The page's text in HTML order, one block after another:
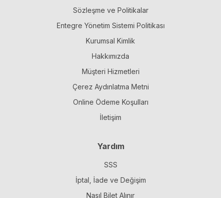
Sözleşme ve Politikalar
Entegre Yönetim Sistemi Politikası
Kurumsal Kimlik
Hakkımızda
Müşteri Hizmetleri
Çerez Aydınlatma Metni
Online Ödeme Koşulları
İletişim
Yardım
SSS
İptal, İade ve Değişim
Nasıl Bilet Alınır